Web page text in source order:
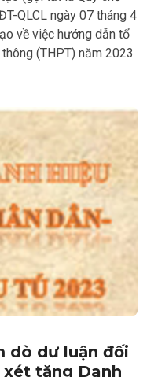
QLCL ngày 07 tháng 4
về việc hướng dẫn tổ
(THPT) năm 2023
dò dư luận đối
tặng Danh